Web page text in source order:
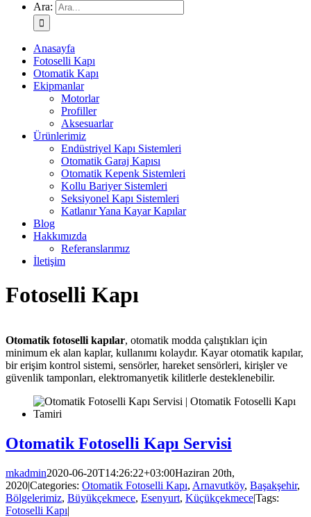
Ara:
Anasayfa
Fotoselli Kapı
Otomatik Kapı
Ekipmanlar
Motorlar
Profiller
Aksesuarlar
Ürünlerimiz
Endüstriyel Kapı Sistemleri
Otomatik Garaj Kapısı
Otomatik Kepenk Sistemleri
Kollu Bariyer Sistemleri
Seksiyonel Kapı Sistemleri
Katlanır Yana Kayar Kapılar
Blog
Hakkımızda
Referanslarımız
İletişim
Fotoselli Kapı
Otomatik fotoselli kapılar, otomatik modda çalıştıkları için
minimum ek alan kaplar, kullanımı kolaydır. Kayar otomatik kapılar,
bir erişim kontrol sistemi, sensörler, hareket sensörleri, kirişler ve
güvenlik tamponları, elektromanyetik kilitlerle desteklenebilir.
Otomatik Fotoselli Kapı Servisi
mkadmin2020-06-20T14:26:22+03:00Haziran 20th,
2020|Categories: Otomatik Fotoselli Kapı, Arnavutköy, Başakşehir,
Bölgelerimiz, Büyükçekmece, Esenyurt, Küçükçekmece|Tags:
Fotoselli Kapı|